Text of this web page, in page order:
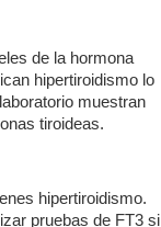
de la hormona
hipertiroidismo lo
muestran
tiroideas.
hipertiroidismo.
pruebas de FT3 si